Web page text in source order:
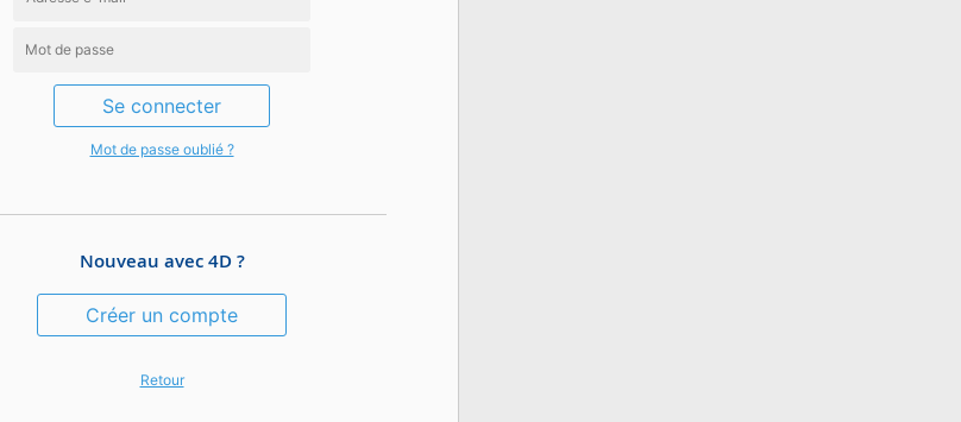
Se connecter
Mot de passe oublié ?
Nouveau avec 4D ?
Créer un compte
Retour